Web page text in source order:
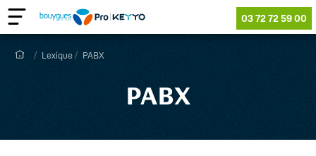
03 72 72 59 00
Lexique PABX
PABX